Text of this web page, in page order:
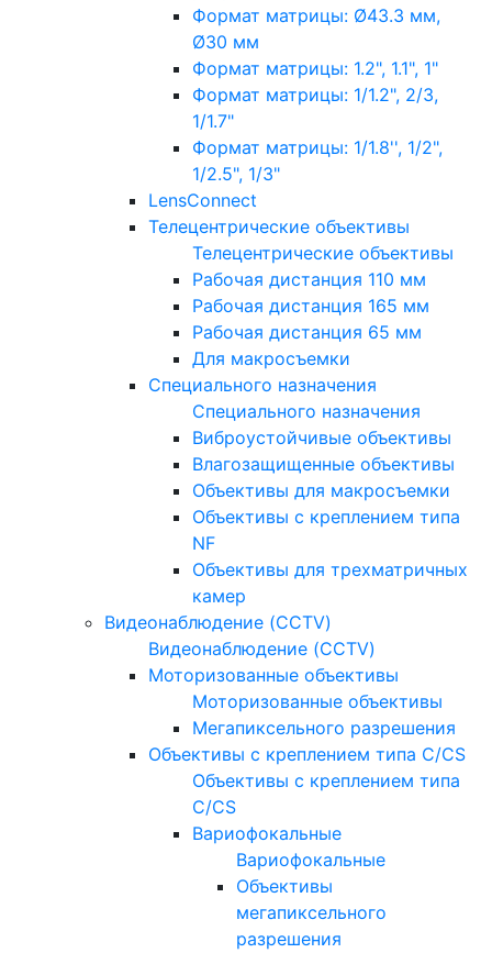
Формат матрицы: Ø43.3 мм,
Ø30 мм
Формат матрицы: 1.2", 1.1", 1"
Формат матрицы: 1/1.2", 2/3,
1/1.7"
Формат матрицы: 1/1.8'', 1/2",
1/2.5", 1/3"
LensConnect
Телецентрические объективы
Телецентрические объективы
Рабочая дистанция 110 мм
Рабочая дистанция 165 мм
Рабочая дистанция 65 мм
Для макросъемки
Специального назначения
Специального назначения
Виброустойчивые объективы
Влагозащищенные объективы
Объективы для макросъемки
Объективы с креплением типа
NF
Объективы для трехматричных
камер
Видеонаблюдение (CCTV)
Видеонаблюдение (CCTV)
Моторизованные объективы
Моторизованные объективы
Мегапиксельного разрешения
Объективы с креплением типа C/CS
Объективы с креплением типа
C/CS
Вариофокальные
Вариофокальные
Объективы
мегапиксельного
разрешения